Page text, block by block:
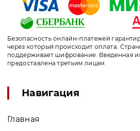
Безопасность онлайн-платежей
через который происходит оплата.
поддерживает шифрование. Введенная
предоставлена третьим лицам.
Навигация
Главная